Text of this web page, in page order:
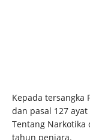
Kepada tersangka
dan pasal 127
Tentang
tahun penjara.